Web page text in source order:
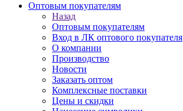
Оптовым покупателям
Назад
Оптовым покупателям
Вход в ЛК оптового покупателя
О компании
Производство
Новости
Заказать оптом
Комплексные поставки
Цены и скидки